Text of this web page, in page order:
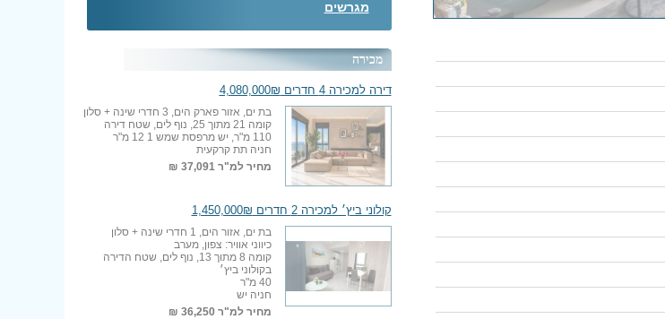
מגרשים
מכירה
דירה למכירה 4 חדרים 4,080,000₪
בת ים, אזור פארק הים, 3 חדרי שינה + סלון
קומה 21 מתוך 25, נוף לים, שטח דירה
110 מ"ר, יש מרפסת שמש 1 12 מ"ר
חניה תת קרקעית
מחיר למ"ר37,091 ₪
קולוני ביץ׳ למכירה 2 חדרים 1,450,000₪
בת ים, אזור הים, 1 חדרי שינה + סלון
כיווני אוויר: צפון, מערב
קומה 8 מתוך 13, נוף לים, שטח הדירה
בקולוני ביץ׳
40 מ"ר
חניה יש
מחיר למ"ר 36,250 ₪